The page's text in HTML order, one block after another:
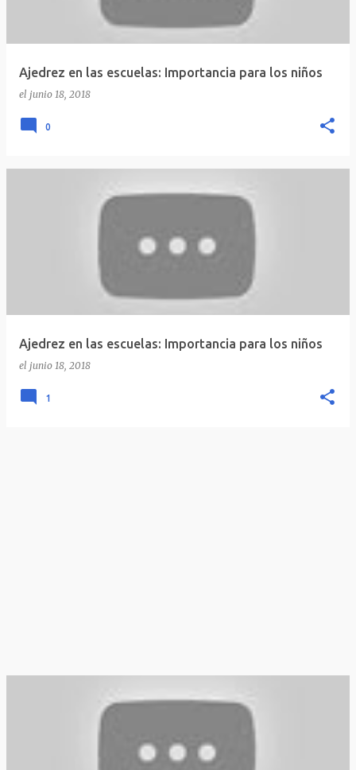
Ajedrez en las escuelas: Importancia para los niños
el junio 18, 2018
0
Ajedrez en las escuelas: Importancia para los niños
el junio 18, 2018
1